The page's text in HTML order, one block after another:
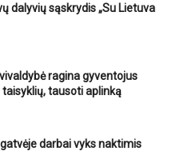
dalyvių sąskrydis „Su Lietuva
ragina gyventojus
taisyklių, tausoti aplinką
darbai vyks naktimis